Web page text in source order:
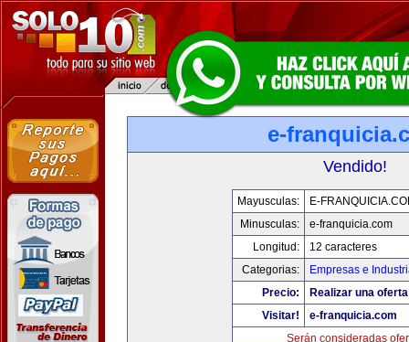
e-
Vendido!
Mayusculas:
E-
Minusculas:
e-franquicia.com
Longitud:
12 caracteres
Categorias:
Empresas e
Precio:
Realizar una
Visitar!
e-franquicia.com
Serán consideradas